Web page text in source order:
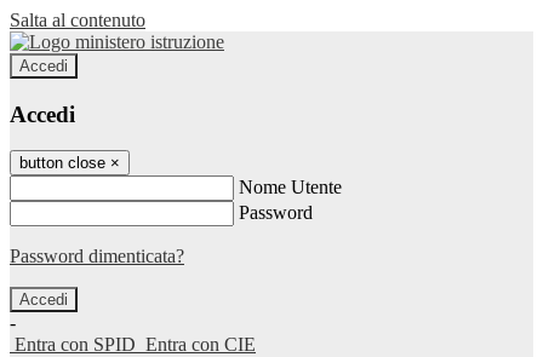
Salta al contenuto
Accedi
Accedi
button close ×
Nome Utente
Password
Password dimenticata?
-
Entra con SPID Entra con CIE